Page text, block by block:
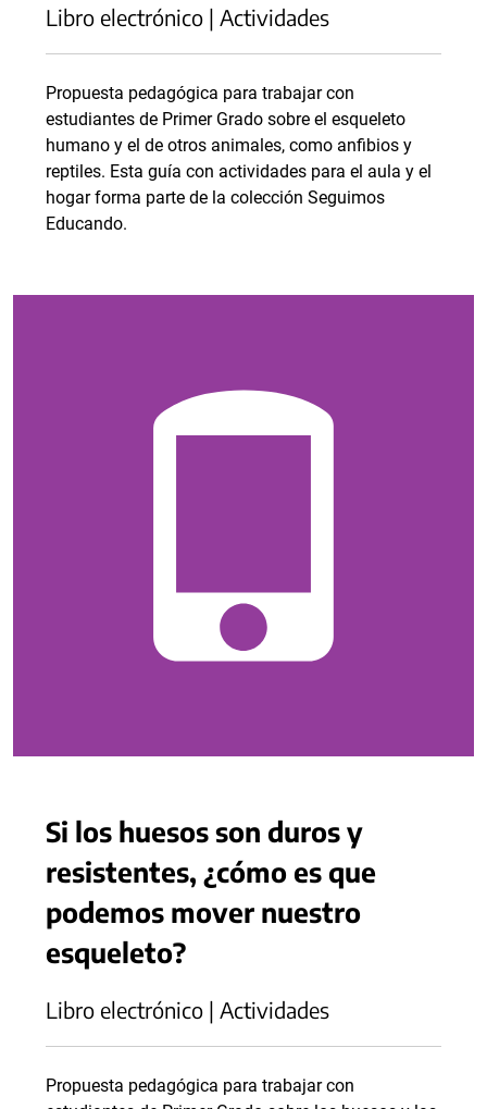
Libro electrónico | Actividades
Propuesta pedagógica para trabajar con
estudiantes de Primer Grado sobre el esqueleto
humano y el de otros animales, como anfibios y
reptiles. Esta guía con actividades para el aula y el
hogar forma parte de la colección Seguimos
Educando.
Si los huesos son duros y
resistentes, ¿cómo es que
podemos mover nuestro
esqueleto?
Libro electrónico | Actividades
Propuesta pedagógica para trabajar con